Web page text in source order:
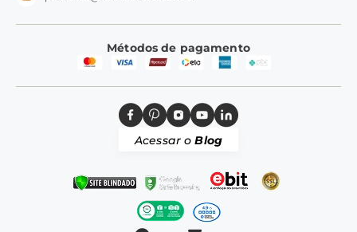
Métodos de pagamento
Acessar oBlog